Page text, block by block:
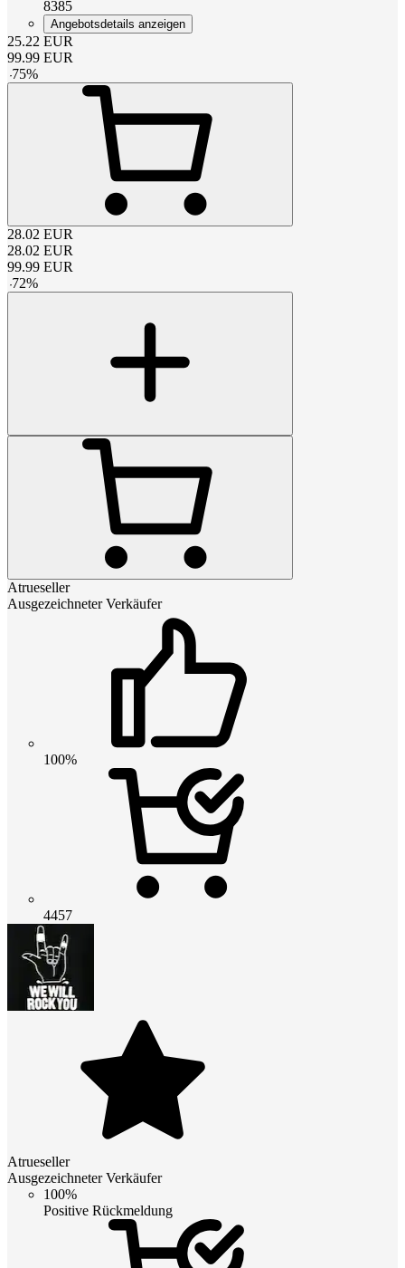
8385
Angebotsdetails anzeigen
25.22 EUR
99.99 EUR
-75%
28.02 EUR
28.02 EUR
99.99 EUR
-72%
Atrueseller
Ausgezeichneter Verkäufer
100%
4457
Atrueseller
Ausgezeichneter Verkäufer
100%
Positive Rückmeldung